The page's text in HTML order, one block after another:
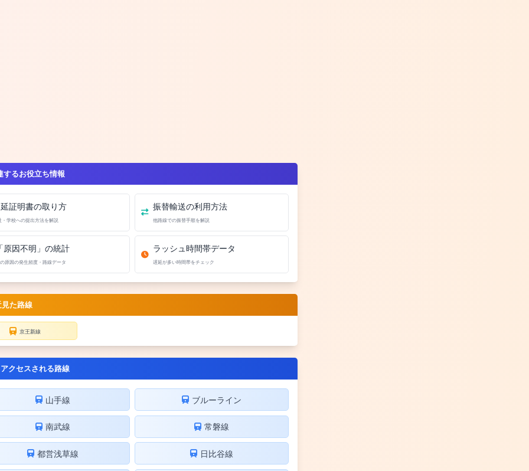
するお役立ち情報
証明書の取り方
・学校への提出方法を解説
振替輸送の利用方法
他路線での振替手順を解説
原因不明」の統計
原因の発生頻度・路線データ
ラッシュ時間帯データ
遅延が多い時間帯をチェック
た路線
京王新線
クセスされる路線
山手線 ブルーライン
南武線 常磐線
都営浅草線 日比谷線